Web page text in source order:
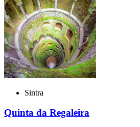
Sintra
Quinta da Regaleira